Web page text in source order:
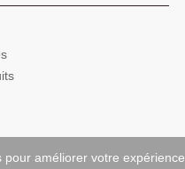
améliorer votre expérience.